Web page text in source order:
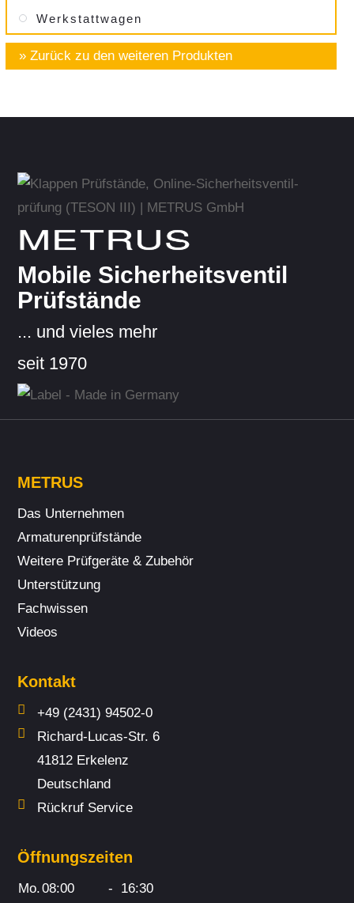
» Zurück zu den weiteren Produkten
Werkstatt­wagen
METRUS
Mobile Sicherheitsventil
Prüfstände
... und vieles mehr
seit 1970
METRUS
Das Unternehmen
Armaturenprüfstände
Weitere Prüf­geräte & Zubehör
Unterstützung
Fach­wissen
Videos
Kontakt
+49 (2431) 94502-0
Richard-Lucas-Str. 6
41812 Erkelenz
Deutschland
Rückruf Service
Öffnungszeiten
Mo.08:00 -
16:30